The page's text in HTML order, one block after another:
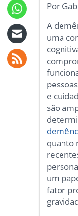
Por
A
uma
e
são
quanto
um
fator